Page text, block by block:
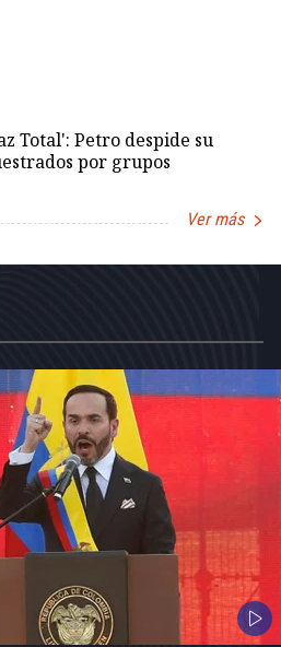
Total': Petro despide su
por grupos
Ver más